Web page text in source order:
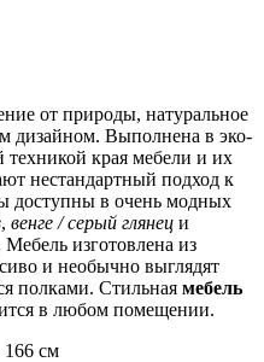
от природы, натуральное
дизайном. Выполнена в эко-
техникой края мебели и их
нестандартный подход к
доступны в очень модных
, венге / серый глянеци
Мебель изготовлена из
и необычно выглядят
полками. Стильная мебель
в любом помещении.
см